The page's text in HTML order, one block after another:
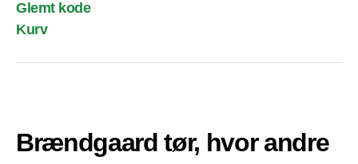
Glemt kode
Kurv
Brændgaard tør, hvor andre